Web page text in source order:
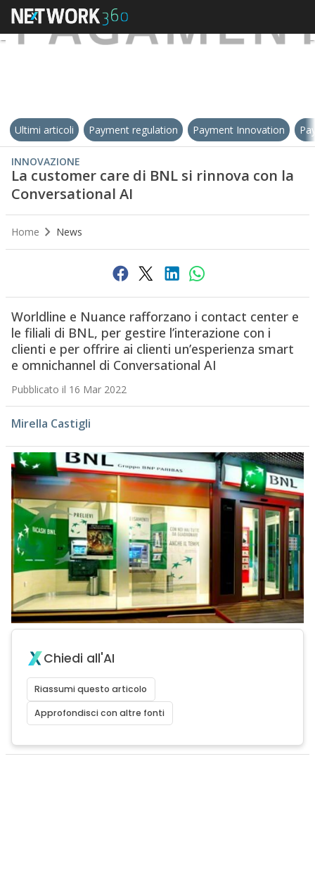
Ultimi articoli Payment regulation Payment Innovation
INNOVAZIONE
La customer care di BNL si rinnova con la
Conversational AI
Home News
Worldline e Nuance rafforzano i contact center e
le filiali di BNL, per gestire l’interazione con i
clienti e per offrire ai clienti un’esperienza smart
e omnichannel di Conversational AI
Pubblicato il 16 Mar 2022
Mirella Castigli
Chiedi all'AI
Riassumi questo articolo
Approfondisci con altre fonti